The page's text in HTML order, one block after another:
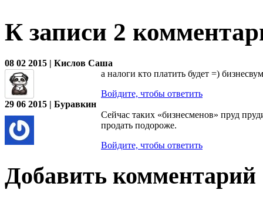
К записи 2
08 02 2015 | Кислов Саша
а налоги кто платить будет =)
Войдите, чтобы ответить
29 06 2015 | Буравкин
Сейчас таких «бизнесменов» пруд
продать подороже.
Войдите, чтобы ответить
Добавить комментарий